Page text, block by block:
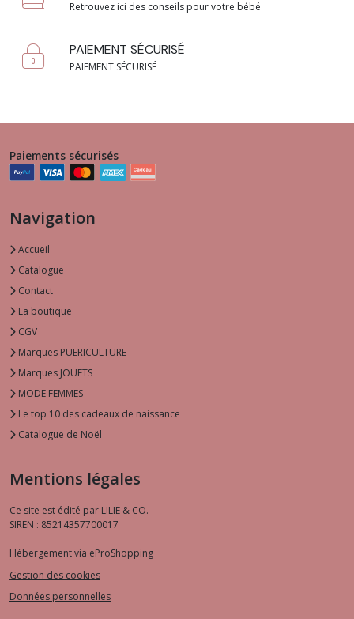
Retrouvez ici des conseils pour votre bébé
PAIEMENT SÉCURISÉ
PAIEMENT SÉCURISÉ
Paiements sécurisés
Navigation
Accueil
Catalogue
Contact
La boutique
CGV
Marques PUERICULTURE
Marques JOUETS
MODE FEMMES
Le top 10 des cadeaux de naissance
Catalogue de Noël
Mentions légales
Ce site est édité par LILIE & CO.
SIREN : 85214357700017
Hébergement via eProShopping
Gestion des cookies
Données personnelles